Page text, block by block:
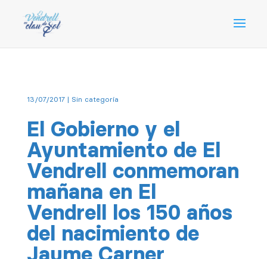
13/07/2017| Sin categoría
El Gobierno y el
Ayuntamiento de El
Vendrell conmemoran
mañana en El
Vendrell los 150 años
del nacimiento de